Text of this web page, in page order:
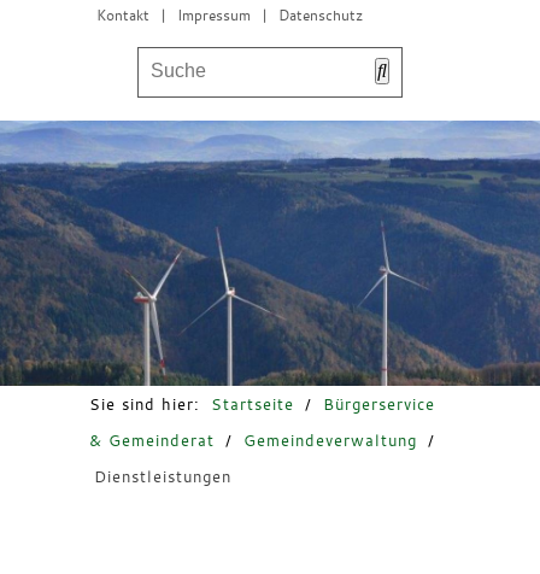
Kontakt | Impressum | Datenschutz
Bürgerservice & Gemeinderat
Leben in Hasel
Freizeit & Tourismus
Sie sind hier: Startseite /
Bürgerservice
& Gemeinderat
/ Gemeindeverwaltung
/
Dienstleistungen